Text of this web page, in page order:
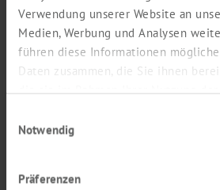
Verwendung unserer Website an
Medien, Werbung und Analysen
führen diese Informationen
Daten zusammen, die Sie ihnen
Notwendig
Präferenzen
VAKUUMTECHNIK,